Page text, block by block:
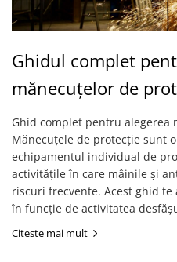
Tricouri si bluze reflectorizante
VIS)
reflectorizante (HI-VIS)
Accesorii reflectorizante (HI-VIS)
Îmbrăcăminte ANTICHIMICĂ |
MULTIRISC
Costume | Combinezoane
Antichimice | Multirisc
Halate | Sorturi Antichimice |
Multirisc
Jachete | Bluze Antichimice |
Multirisc
Ghidul complet
mănecuțelor de
Ghid complet pentru alegerea
Mănecuțele de protecție sunt
echipamentul individual de
activitățile în care mâinile și
riscuri frecvente. Acest ghid
în funcție de activitatea
Citeste mai mult